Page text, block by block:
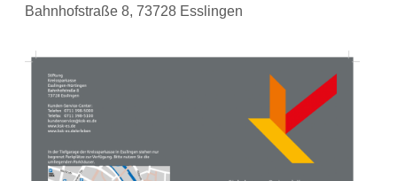
Bahnhofstraße 8, 73728 Esslingen